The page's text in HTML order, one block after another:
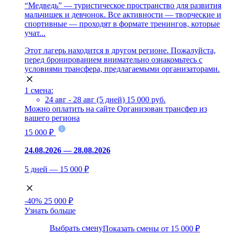
“Медведь” — туристическое пространство для развития
мальчишек и девчонок. Все активности — творческие и
спортивные — проходят в формате тренингов, которые
учат...
Этот лагерь находится в другом регионе. Пожалуйста,
перед бронированием внимательно ознакомьтесь с
условиями трансфера, предлагаемыми организаторами.
1 смена:
24 авг - 28 авг (5 дней) 15 000 руб.
Можно оплатить на сайте Организован трансфер из
вашего региона
15 000 ₽
24.08.2026 — 28.08.2026
5 дней — 15 000 ₽
-40% 25 000 ₽
Узнать больше
Выбрать сменуПоказать смены от 15 000 ₽